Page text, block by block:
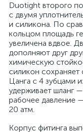
Duotight второго
с двумя
и силикона. По
кольцом площадь
увеличена вдвое.
дополняют друг
химическую
силикон сохраняет
Цанга с 4 зубцами
удерживает шланг
рабочее давление
20 атм.
Корпус фитинга